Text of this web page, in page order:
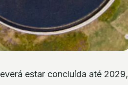
estar concluída até 2029,